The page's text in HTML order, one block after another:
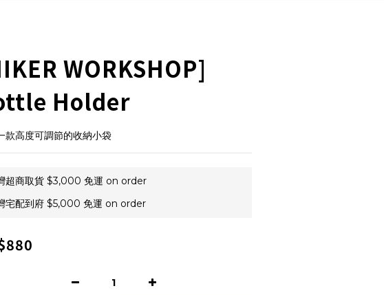
WORKSHOP]
Holder
款高度可調節的收納小袋
超商取貨 $3,000 免運 on order
宅配到府 $5,000 免運 on order